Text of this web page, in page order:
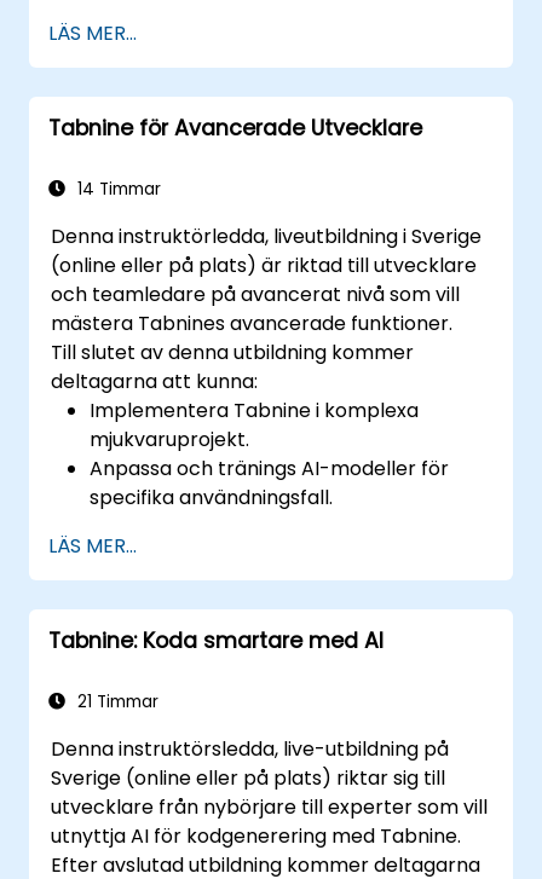
optimal hjälp.
Förstå hur Tabnines AI lär sig från deras
kod för att ge bättre förslag.
LÄS MER...
Tabnine för Avancerade Utvecklare
14 Timmar
Denna instruktörledda, liveutbildning i Sverige
(online eller på plats) är riktad till utvecklare
och teamledare på avancerat nivå som vill
mästera Tabnines avancerade funktioner.
Till slutet av denna utbildning kommer
deltagarna att kunna:
Implementera Tabnine i komplexa
mjukvaruprojekt.
Anpassa och tränings AI-modeller för
specifika användningsfall.
och utvecklingspipelines.
Förbättra kodenkvalitet och accelerate
utvecklingscyklar med hjälp av Tabnines
insikter.
LÄS MER...
Tabnine: Koda smartare med AI
21 Timmar
Denna instruktörsledda, live-utbildning på
Sverige (online eller på plats) riktar sig till
utvecklare från nybörjare till experter som vill
utnyttja AI för kodgenerering med Tabnine.
Efter avslutad utbildning kommer deltagarna